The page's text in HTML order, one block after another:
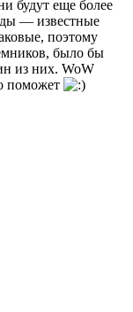
будут еще более
— известные
поэтому
было бы
из них. WoW
поможет